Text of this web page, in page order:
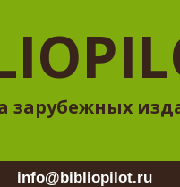
зарубежных
info@bibliopilot.ru